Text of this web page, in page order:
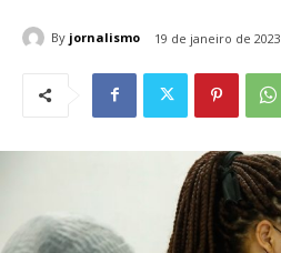
By jornalismo 19 de janeiro de 2023